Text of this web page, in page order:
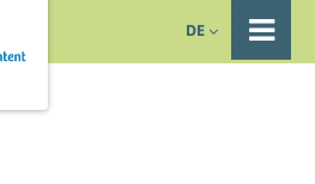
DE